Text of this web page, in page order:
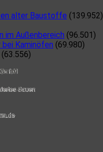
alter Baustoffe (139.952)
im Außenbereich (96.501)
Kaminöfen (69.980)
(63.556)